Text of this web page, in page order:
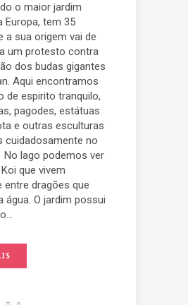
o maior jardim
Europa, tem 35
a sua origem vai de
um protesto contra
dos budas gigantes
Aqui encontramos
de espirito tranquilo,
pagodes, estátuas
e outras esculturas
cuidadosamente no
lago podemos ver
que vivem
entre dragões que
água. O jardim possui